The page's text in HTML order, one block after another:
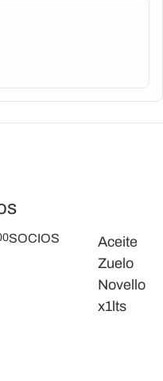
SOCIOS
Aceite
Zuelo
Novello
x1lts